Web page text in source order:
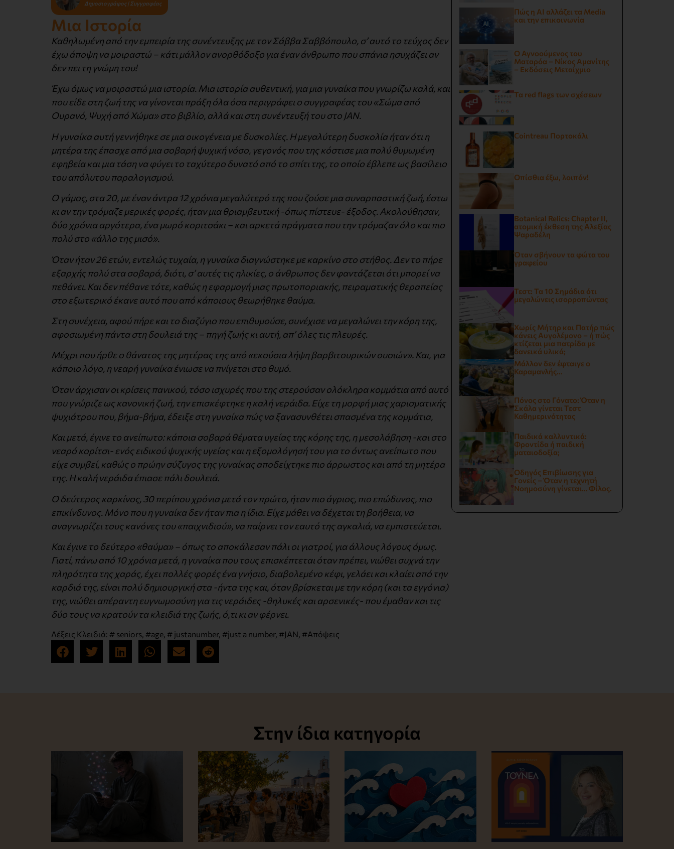
Δημοσιογράφος | Συγγραφέας
Μια Iστορία
Καθηλωμένη από την εμπειρία της συνέντευξης με τον Σάββα Σαββόπουλο, σ’ αυτό το τεύχος δεν
έχω άποψη να μοιραστώ – κάτι μάλλον ανορθόδοξο για έναν άνθρωπο που σπάνια ησυχάζει αν
δεν πει τη γνώμη του!
Έχω όμως να μοιραστώ μια ιστορία. Μια ιστορία αυθεντική, για μια γυναίκα που γνωρίζω καλά, και
που είδε στη ζωή της να γίνονται πράξη όλα όσα περιγράφει ο συγγραφέας του «Σώμα από
Ουρανό, Ψυχή από Χώμα» στο βιβλίο, αλλά και στη συνέντευξή του στο JAN.
H γυναίκα αυτή γεννήθηκε σε μια οικογένεια με δυσκολίες. Η μεγαλύτερη δυσκολία ήταν ότι η
μητέρα της έπασχε από μια σοβαρή ψυχική νόσο, γεγονός που της κόστισε μια πολύ θυμωμένη
εφηβεία και μια τάση να φύγει το ταχύτερο δυνατό από το σπίτι της, το οποίο έβλεπε ως βασίλειο
του απόλυτου παραλογισμού.
Ο γάμος, στα 20, με έναν άντρα 12 χρόνια μεγαλύτερό της που ζούσε μια συναρπαστική ζωή, έστω
κι αν την τρόμαζε μερικές φορές, ήταν μια θριαμβευτική -όπως πίστευε- έξοδος. Ακολούθησαν,
δύο χρόνια αργότερα, ένα μωρό κοριτσάκι – και αρκετά πράγματα που την τρόμαζαν όλο και πιο
πολύ στο «άλλο της μισό».
Όταν ήταν 26 ετών, εντελώς τυχαία, η γυναίκα διαγνώστηκε με καρκίνο στο στήθος. Δεν το πήρε
εξαρχής πολύ στα σοβαρά, διότι, σ’ αυτές τις ηλικίες, ο άνθρωπος δεν φαντάζεται ότι μπορεί να
πεθάνει. Και δεν πέθανε τότε, καθώς η εφαρμογή μιας πρωτοποριακής, πειραματικής θεραπείας
στο εξωτερικό έκανε αυτό που από κάποιους θεωρήθηκε θαύμα.
Στη συνέχεια, αφού πήρε και το διαζύγιο που επιθυμούσε, συνέχισε να μεγαλώνει την κόρη της,
αφοσιωμένη πάντα στη δουλειά της – πηγή ζωής κι αυτή, απ’ όλες τις πλευρές.
Μέχρι που ήρθε ο θάνατος της μητέρας της από «εκούσια λήψη βαρβιτουρικών ουσιών». Και, για
κάποιο λόγο, η νεαρή γυναίκα ένιωσε να πνίγεται στο θυμό.
Όταν άρχισαν οι κρίσεις πανικού, τόσο ισχυρές που της στερούσαν ολόκληρα κομμάτια από αυτό
που γνώριζε ως κανονική ζωή, την επισκέφτηκε η καλή νεράιδα. Είχε τη μορφή μιας χαρισματικής
ψυχιάτρου που, βήμα-βήμα, έδειξε στη γυναίκα πώς να ξανασυνθέτει σπασμένα της κομμάτια,
Και μετά, έγινε το ανείπωτο: κάποια σοβαρά θέματα υγείας της κόρης της, η μεσολάβηση -και στο
νεαρό κορίτσι- ενός ειδικού ψυχικής υγείας και η εξομολόγησή του για το όντως ανείπωτο που
είχε συμβεί, καθώς ο πρώην σύζυγος της γυναίκας αποδείχτηκε πιο άρρωστος και από τη μητέρα
της. Η καλή νεράιδα έπιασε πάλι δουλειά.
Ο δεύτερος καρκίνος, 30 περίπου χρόνια μετά τον πρώτο, ήταν πιο άγριος, πιο επώδυνος, πιο
επικίνδυνος. Μόνο που η γυναίκα δεν ήταν πια η ίδια. Είχε μάθει να δέχεται τη βοήθεια, να
αναγνωρίζει τους κανόνες του «παιχνιδιού», να παίρνει τον εαυτό της αγκαλιά, να εμπιστεύεται.
Και έγινε το δεύτερο «θαύμα» – όπως το αποκάλεσαν πάλι οι γιατροί, για άλλους λόγους όμως.
Γιατί, πάνω από 10 χρόνια μετά, η γυναίκα που τους επισκέπτεται όταν πρέπει, νιώθει συχνά την
πληρότητα της χαράς, έχει πολλές φορές ένα γνήσιο, διαβολεμένο κέφι, γελάει και κλαίει από την
καρδιά της, είναι πολύ δημιουργική στα -ήντα της και, όταν βρίσκεται με την κόρη (και τα εγγόνια)
της, νιώθει απέραντη ευγνωμοσύνη για τις νεράιδες -θηλυκές και αρσενικές- που έμαθαν και τις
δύο τους να κρατούν τα κλειδιά της ζωής, ό,τι κι αν φέρνει.
Λέξεις Κλειδιά: # seniors, #age, # justanumber, #just a number, #JAN, #Απόψεις
Πώς η AI αλλάζει τα Media
και την επικοινωνία
Ο Αγνοούμενος του
Ματαρόα – Νίκος Αμανίτης
– Εκδόσεις Μεταίχμιο
Τα red flags των σχέσεων
Cointreau Πορτοκάλι
Οπίσθια έξω, λοιπόν!
Botanical Relics: Chapter II,
ατομική έκθεση της Αλεξίας
Ψαραδέλη
Όταν σβήνουν τα φώτα του
γραφείου
Τεστ: Τα 10 Σημάδια ότι
μεγαλώνεις ισορροπώντας
Χωρίς Μήτηρ και Πατήρ πώς
κάνεις Αυγολέμονο – ή πώς
κτίζεται μια πατρίδα με
δανεικά υλικά;
Μάλλον δεν έφταιγε ο
Καραμανλής…
Πόνος στο Γόνατο: Όταν η
Σκάλα γίνεται Τεστ
Καθημερινότητας
Παιδικά καλλυντικά:
Φροντίδα ή παιδική
ματαιοδοξία;
Οδηγός Επιβίωσης για
Γονείς – Όταν η τεχνητή
Νοημοσύνη γίνεται… Φίλος.
Στην ίδια κατηγορία